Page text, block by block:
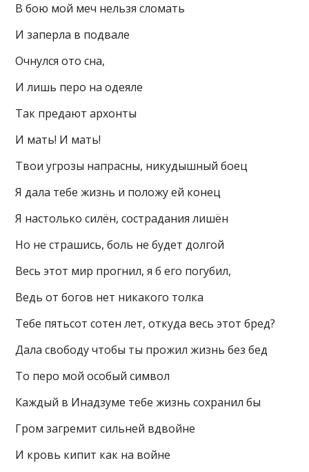
В бою мой меч нельзя сломать
И заперла в подвале
Очнулся ото сна,
И лишь перо на одеяле
Так предают архонты
И мать! И мать!
Твои угрозы напрасны, никудышный боец
Я дала тебе жизнь и положу ей конец
Я настолько силён, сострадания лишён
Но не страшись, боль не будет долгой
Весь этот мир прогнил, я б его погубил,
Ведь от богов нет никакого толка
Тебе пятьсот сотен лет, откуда весь этот бред?
Дала свободу чтобы ты прожил жизнь без бед
То перо мой особый символ
Каждый в Инадзуме тебе жизнь сохранил бы
Гром загремит сильней вдвойне
И кровь кипит как на войне